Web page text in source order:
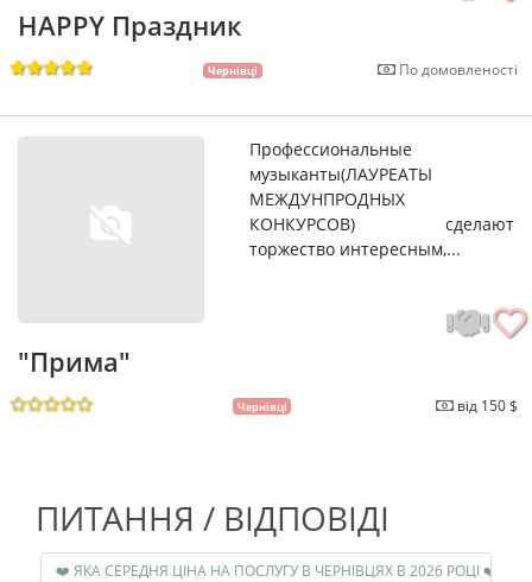
HAPPY Праздник
Чернівці По домовленості
Профессиональные
музыканты(ЛАУРЕАТЫ
МЕЖДУНПРОДНЫХ
КОНКУРСОВ) сделают
торжество интересным,...
"Прима"
Чернівці від 150 $
ПИТАННЯ / ВІДПОВІДІ
❤️ ЯКА СЕРЕДНЯ ЦІНА НА ПОСЛУГУ В ЧЕРНІВЦЯХ В 2026 РОЦІ ❤️